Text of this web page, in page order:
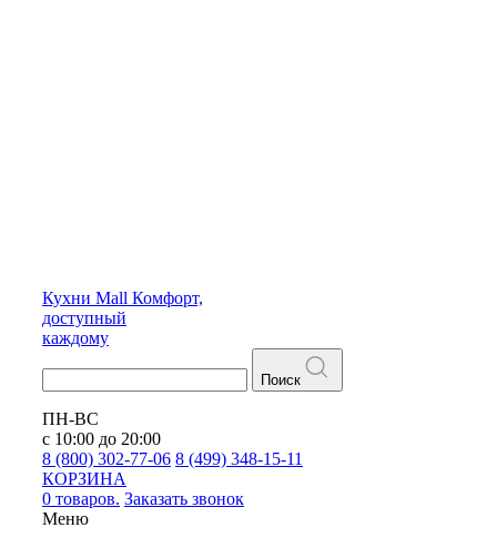
Кухни Mall Комфорт,
доступный
каждому
Поиск
ПН-ВС
с 10:00 до 20:00
8 (800) 302-77-06 8 (499) 348-15-11
КОРЗИНА
0 товаров. Заказать звонок
Меню